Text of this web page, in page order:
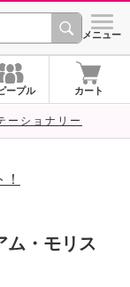
シ
メニュー
ープル カート
ーショナリー
ム・モリス